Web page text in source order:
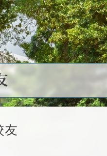
友